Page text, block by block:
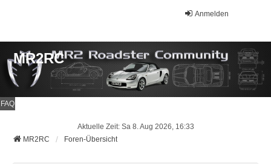
Anmelden
MR2RC
FAQ
Aktuelle Zeit: Sa 8. Aug 2026, 16:33
MR2RC
Foren-Übersicht